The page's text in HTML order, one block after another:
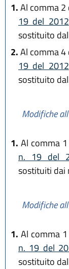
1.Al comma 2
19 del 2012
sostituito
2.Al comma 4
19 del 2012
sostituito
Modifiche
1. Al comma
n. 19 del
sostituiti dai
Modifiche
1. Al comma
n. 19 del
sostituito